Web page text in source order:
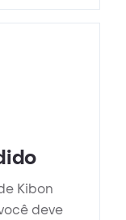
Kibon
deve